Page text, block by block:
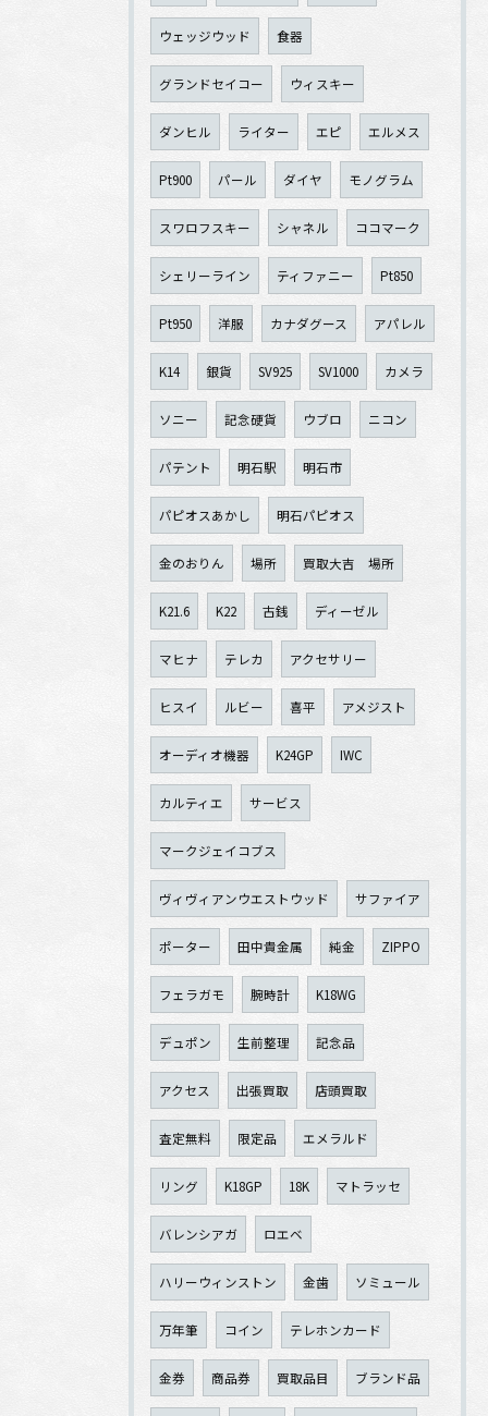
ウェッジウッド 食器
グランドセイコー ウィスキー
ダンヒル ライター エピ エルメス
Pt900 パール ダイヤ モノグラム
スワロフスキー シャネル ココマーク
シェリーライン ティファニー Pt850
Pt950 洋服 カナダグース アパレル
K14 銀貨 SV925 SV1000 カメラ
ソニー 記念硬貨 ウブロ ニコン
パテント 明石駅 明石市
パピオスあかし 明石パピオス
金のおりん 場所 買取大吉 場所
K21.6 K22 古銭 ディーゼル
マヒナ テレカ アクセサリー
ヒスイ ルビー 喜平 アメジスト
オーディオ機器 K24GP IWC
カルティエ サービス
マークジェイコブス
ヴィヴィアンウエストウッド サファイア
ポーター 田中貴金属 純金 ZIPPO
フェラガモ 腕時計 K18WG
デュポン 生前整理 記念品
アクセス 出張買取 店頭買取
査定無料 限定品 エメラルド
リング K18GP 18K マトラッセ
バレンシアガ ロエベ
ハリーウィンストン 金歯 ソミュール
万年筆 コイン テレホンカード
金券 商品券 買取品目 ブランド品